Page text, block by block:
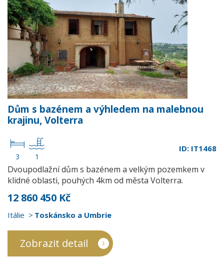
Dům s bazénem a výhledem na malebnou
krajinu, Volterra
3 1
ID: IT1468
Dvoupodlažní dům s bazénem a velkým pozemkem v
klidné oblasti, pouhých 4km od města Volterra.
12 860 450 Kč
Itálie Toskánsko a Umbrie
Zobrazit detail